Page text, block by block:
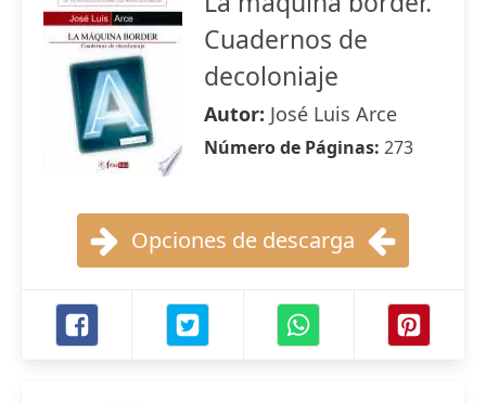
Cuadernos de
decoloniaje
Autor: José Luis Arce
Número de Páginas: 273
Opciones de descarga